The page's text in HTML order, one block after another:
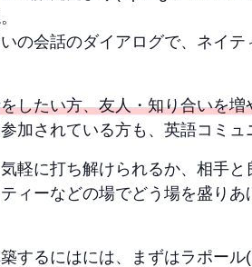
の会話のダイアログで、ネイ
したい方、友人・知り合いを
加されている方も、英語コミ
軽に打ち解けられるか、相手
ィーなどの場でどう場を盛り
するにはには、まずはラポー